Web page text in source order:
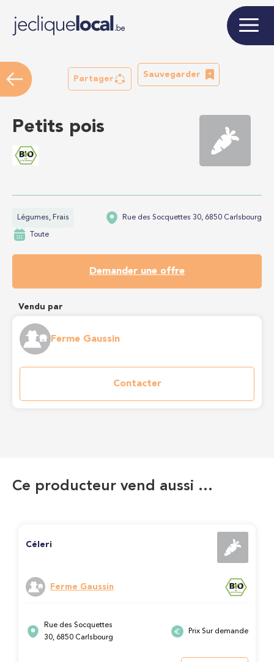
Partager
Sauvegarder
Petits pois
Légumes, Frais Rue des Socquettes 30, 6850 Carlsbourg
Toute
Demander une offre
Vendu par
Ferme Gaussin
Contacter
Ce producteur vend aussi …
Céleri
Ferme Gaussin
Rue des Socquettes
30, 6850 Carlsbourg
Prix Sur demande